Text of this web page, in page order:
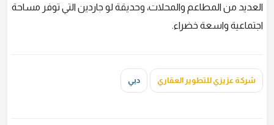
العديد من المطاعم والمحلات، وحديقة لو جاردين التي توفر مساحة
اجتماعية واسعة خضراء.
شركة عزيزي للتطوير العقاري دبي